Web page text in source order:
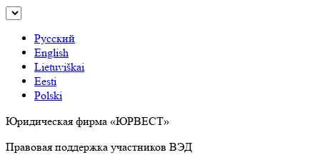
Русский
English
Lietuviškai
Eesti
Polski
Юридическая фирма «ЮРВЕСТ»
Правовая поддержка участников ВЭД